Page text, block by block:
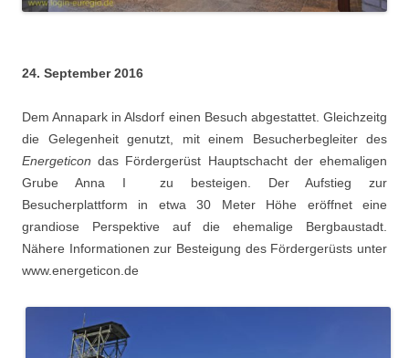
24. September 2016
Dem Annapark in Alsdorf einen Besuch abgestattet. Gleichzeitg
die Gelegenheit genutzt, mit einem Besucherbegleiter des
Energeticondas Fördergerüst Hauptschacht der ehemaligen
Grube Anna I zu besteigen. Der Aufstieg zur
Besucherplattform in etwa 30 Meter Höhe eröffnet eine
grandiose Perspektive auf die ehemalige Bergbaustadt.
Nähere Informationen zur Besteigung des Fördergerüsts unter
www.energeticon.de